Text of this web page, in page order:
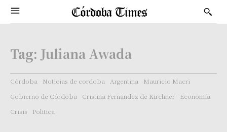
Tag: Juliana Awada
Córdoba Noticias de cordoba Argentina
Mauricio Macri
Gobierno de Córdoba
Cristina Fernandez de Kirchner
Economía
Crisis
Politica